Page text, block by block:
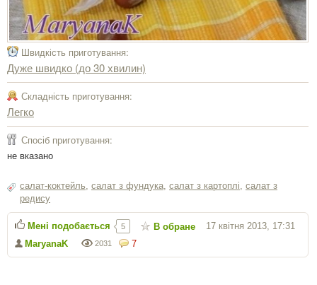
Швидкість приготування:
Дуже швидко (до 30 хвилин)
Складність приготування:
Легко
Спосіб приготування:
не вказано
салат-коктейль, салат з фундука, салат з картоплі, салат з
редису
7
2031
MaryanaK
17 квітня 2013, 17:31
Мені подобається 5 В обране